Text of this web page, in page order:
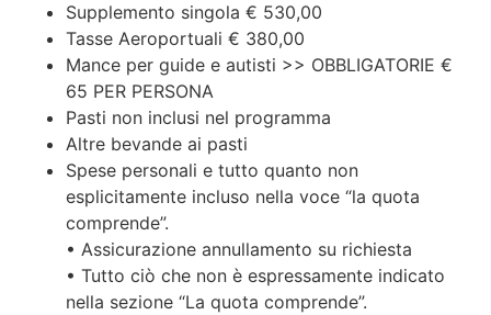
Supplemento singola € 530,00
Tasse Aeroportuali € 380,00
Mance per guide e autisti >> OBBLIGATORIE €
65 PER PERSONA
Pasti non inclusi nel programma
Altre bevande ai pasti
Spese personali e tutto quanto non
esplicitamente incluso nella voce “la quota
comprende”.
• Assicurazione annullamento su richiesta
• Tutto ciò che non è espressamente indicato
nella sezione “La quota comprende”.